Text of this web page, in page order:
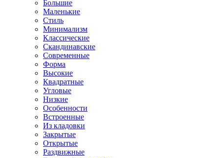
Большие
Маленькие
Стиль
Минимализм
Классические
Скандинавские
Современные
Форма
Высокие
Квадратные
Угловые
Низкие
Особенности
Встроенные
Из кладовки
Закрытые
Открытые
Раздвижные